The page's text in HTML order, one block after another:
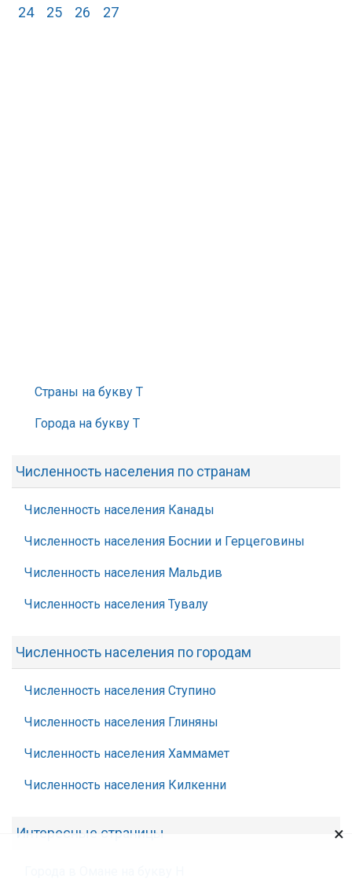
24
25 26 27
Страны на букву Т
Города на букву Т
Численность населения по странам
Численность населения Канады
Численность населения Боснии и Герцеговины
Численность населения Мальдив
Численность населения Тувалу
Численность населения по городам
Численность населения Ступино
Численность населения Глиняны
Численность населения Хаммамет
Численность населения Килкенни
Интересные страницы ×